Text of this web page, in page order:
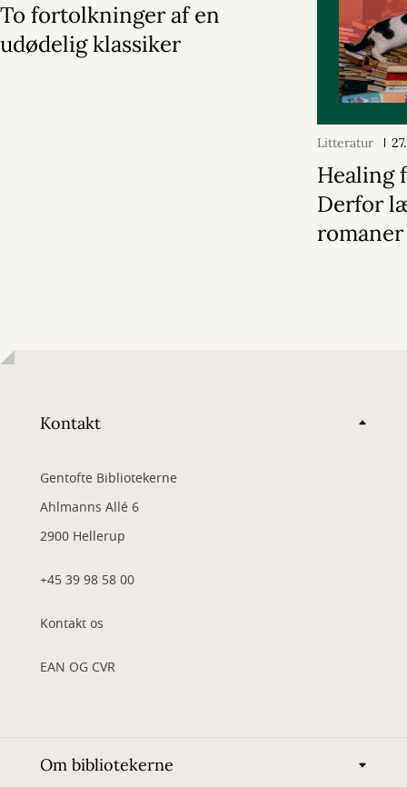
To fortolkninger af en
udødelig klassiker
Litteratur
Healing
Derfor
Kontakt
Gentofte Bibliotekerne
Ahlmanns Allé 6
2900 Hellerup
+45 39 98 58 00
Kontakt os
EAN OG CVR
Om bibliotekerne